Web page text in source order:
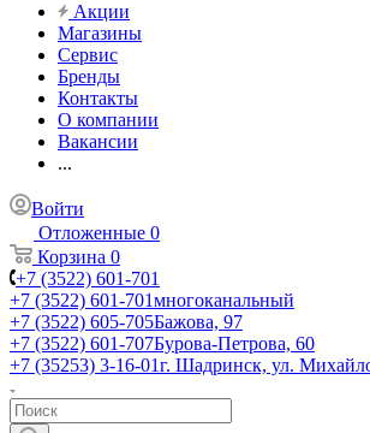
Акции
Магазины
Сервис
Бренды
Контакты
О компании
Вакансии
...
Войти
Отложенные 0
Корзина 0
+7 (3522) 601-701
+7 (3522) 601-701многоканальный
+7 (3522) 605-705Бажова, 97
+7 (3522) 601-707Бурова-Петрова, 60
+7 (35253) 3-16-01г. Шадринск, ул.